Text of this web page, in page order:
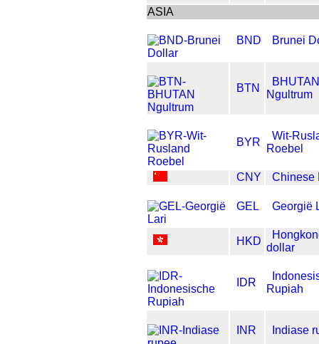
ASIA
BND Brunei
BTN
BHUTAN
Ngultrum
BYR
Wit-
Roebel
CNY Chinese
GEL Georgië
HKD
dollar
IDR
Rupiah
INR Indiase